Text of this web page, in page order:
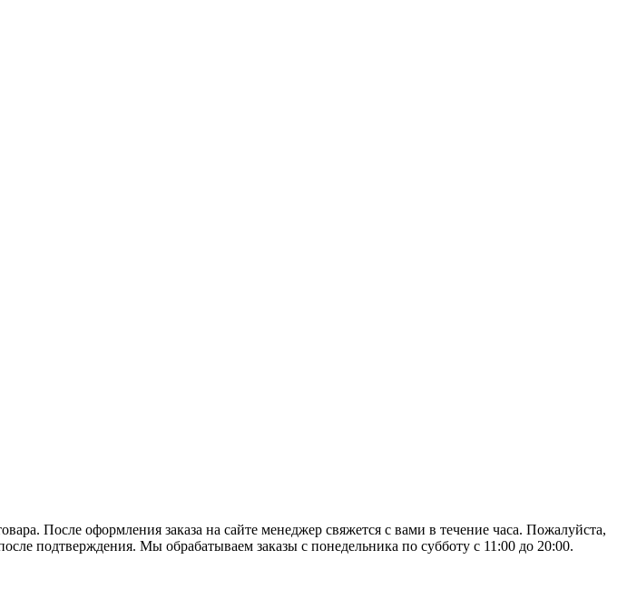
После оформления заказа на сайте менеджер свяжется с вами в течение часа. Пожалуйста,
подтверждения. Мы обрабатываем заказы с понедельника по субботу с 11:00 до 20:00.